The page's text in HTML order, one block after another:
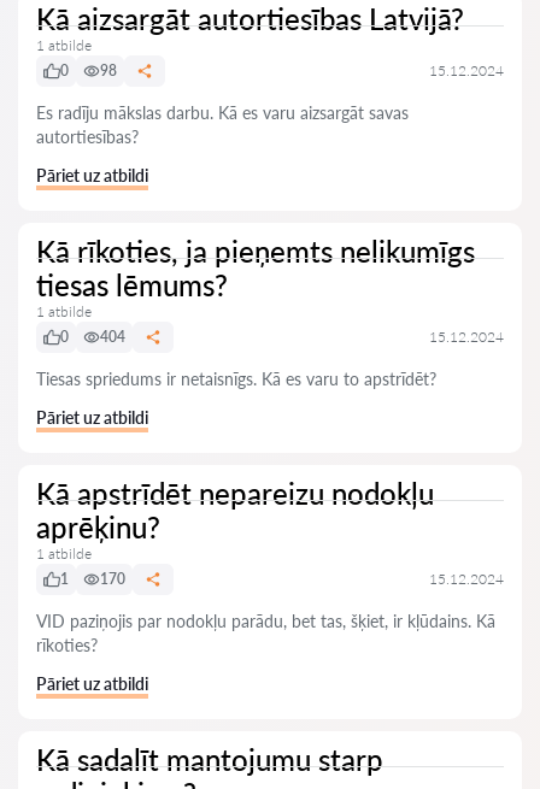
Kā aizsargāt autortiesības Latvijā?
1 atbilde
0
98 15.12.2024
Es radīju mākslas darbu. Kā es varu aizsargāt savas
autortiesības?
Pāriet uz atbildi
Kā rīkoties, ja pieņemts nelikumīgs
tiesas lēmums?
1 atbilde
0
404 15.12.2024
Tiesas spriedums ir netaisnīgs. Kā es varu to apstrīdēt?
Pāriet uz atbildi
Kā apstrīdēt nepareizu nodokļu
aprēķinu?
1 atbilde
1
170 15.12.2024
VID paziņojis par nodokļu parādu, bet tas, šķiet, ir kļūdains. Kā
rīkoties?
Pāriet uz atbildi
Kā sadalīt mantojumu starp